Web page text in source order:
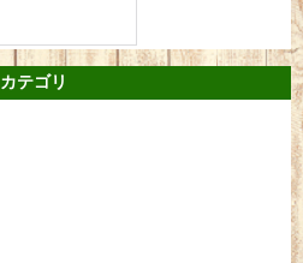
カテゴリ